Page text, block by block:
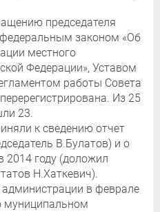
председателя
законом «Об
местного
Федерации», Уставом
работы Совета
Из 25
23.
к сведению отчет
В.Булатов) и о
2014 году (доложил
Н.Хаткевич).
администрации в феврале